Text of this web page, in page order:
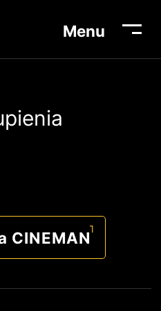
Menu
CINEMAN